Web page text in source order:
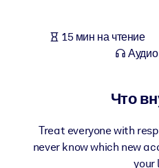
Используйте надежные
результатов ваших ИИ-систем.
15 мин на чтение
Аудио
Что
Treat everyone with
never know which new
your